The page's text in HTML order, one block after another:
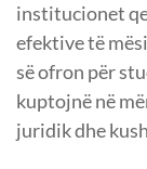
institucionet
efektive të
së ofron për
kuptojnë në
juridik dhe